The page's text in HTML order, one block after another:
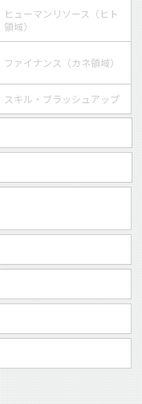
ヒューマンリソース（ヒト
領域）
ファイナンス（カネ領域）
スキル・ブラッシュアップ